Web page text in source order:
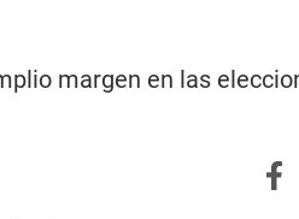
margen en las